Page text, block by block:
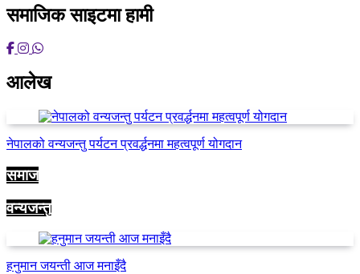
समाजिक साइटमा हामी
आलेख
नेपालको वन्यजन्तु पर्यटन प्रवर्द्धनमा महत्वपूर्ण योगदान
समाज
वन्यजन्तु
हनुमान जयन्ती आज मनाइँदै